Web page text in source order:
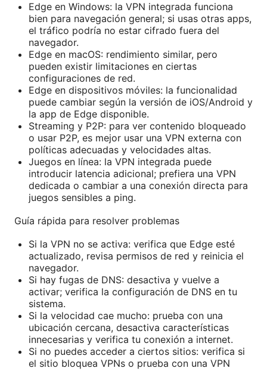
Edge en Windows: la VPN integrada funciona
bien para navegación general; si usas otras apps,
el tráfico podría no estar cifrado fuera del
navegador.
Edge en macOS: rendimiento similar, pero
pueden existir limitaciones en ciertas
configuraciones de red.
Edge en dispositivos móviles: la funcionalidad
puede cambiar según la versión de iOS/Android y
la app de Edge disponible.
Streaming y P2P: para ver contenido bloqueado
o usar P2P, es mejor usar una VPN externa con
políticas adecuadas y velocidades altas.
Juegos en línea: la VPN integrada puede
introducir latencia adicional; prefiera una VPN
dedicada o cambiar a una conexión directa para
juegos sensibles a ping.
Guía rápida para resolver problemas
Si la VPN no se activa: verifica que Edge esté
actualizado, revisa permisos de red y reinicia el
navegador.
Si hay fugas de DNS: desactiva y vuelve a
activar; verifica la configuración de DNS en tu
sistema.
Si la velocidad cae mucho: prueba con una
ubicación cercana, desactiva características
innecesarias y verifica tu conexión a internet.
Si no puedes acceder a ciertos sitios: verifica si
el sitio bloquea VPNs o prueba con una VPN